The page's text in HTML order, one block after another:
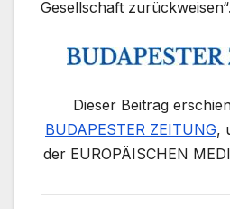
Gesellschaft zurückweisen“.
Dieser Beitrag
BUDAPESTER ZEITUNG,
der EUROPÄISCHEN